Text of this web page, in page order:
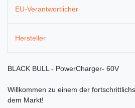
EU-Verantwortlicher
Hersteller
BLACK BULL - PowerCharger- 60V
Willkommen zu einem der
dem Markt!